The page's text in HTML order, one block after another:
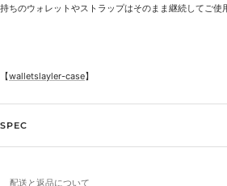
持ちのウォレットやストラップはそのまま継続してご使
【walletslayler-case】
SPEC
配送と返品について